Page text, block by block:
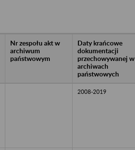
Nr zespołu akt w
archiwum
państwowym
Daty krańcowe
dokumentacji
przechowywanej w
archiwach
państwowych
2008-2019